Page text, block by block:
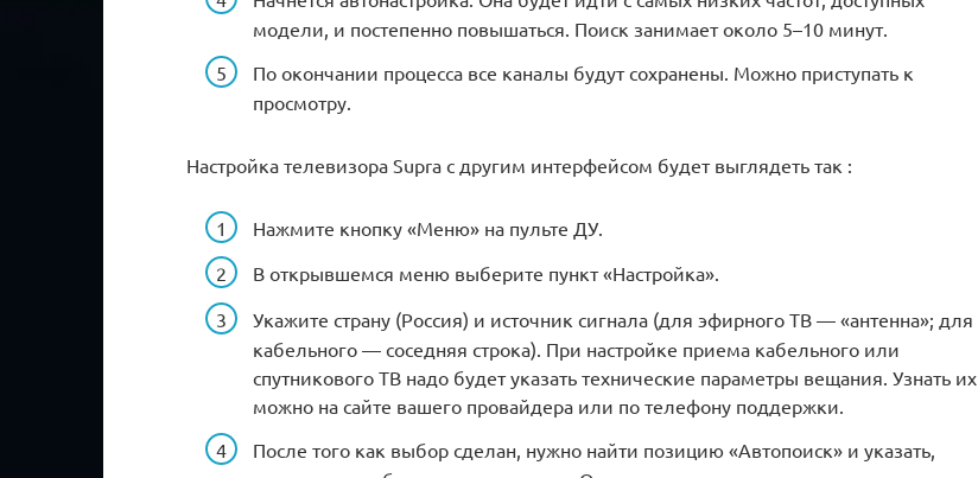
модели, и постепенно повышаться. Поиск занимает около 5–10 минут.
По окончании процесса все каналы будут сохранены. Можно приступать к
просмотру.
Настройка телевизора Supra с другим интерфейсом будет выглядеть так :
Нажмите кнопку «Меню» на пульте ДУ.
В открывшемся меню выберите пункт «Настройка».
Укажите страну (Россия) и источник сигнала (для эфирного ТВ — «антенна»; для
кабельного — соседняя строка). При настройке приема кабельного или
спутникового ТВ надо будет указать технические параметры вещания. Узнать их
можно на сайте вашего провайдера или по телефону поддержки.
После того как выбор сделан, нужно найти позицию «Автопоиск» и указать,